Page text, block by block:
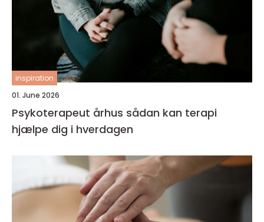
inspiration
01. June 2026
Psykoterapeut århus sådan kan terapi
hjælpe dig i hverdagen